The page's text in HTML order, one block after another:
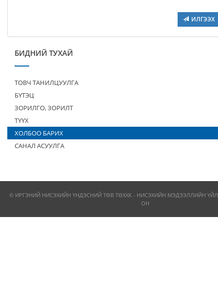
ИЛГЭЭХ
БИДНИЙ ТУХАЙ
ТОВЧ ТАНИЛЦУУЛГА
БҮТЭЦ
ЗОРИЛГО, ЗОРИЛТ
ТҮҮХ
ХОЛБОО БАРИХ
САНАЛ АСУУЛГА
© ИРГЭНИЙ НИСЭХИЙН ҮНДЭСНИЙ ТӨВ ТӨХХК - НИСЭХИЙН МЭДЭЭЛЛИЙН
ОН